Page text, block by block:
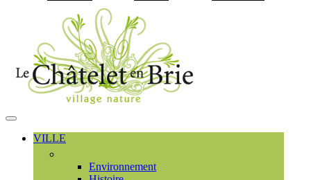
MENU
PRINCIPAL
VILLE
Environnement